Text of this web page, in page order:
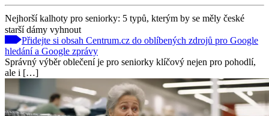
Nejhorší kalhoty pro seniorky: 5 typů, kterým by se měly české
starší dámy vyhnout
Přidejte si obsah Centrum.cz do oblíbených zdrojů pro Google
hledání a Google zprávy
Správný výběr oblečení je pro seniorky klíčový nejen pro pohodlí,
ale i […]